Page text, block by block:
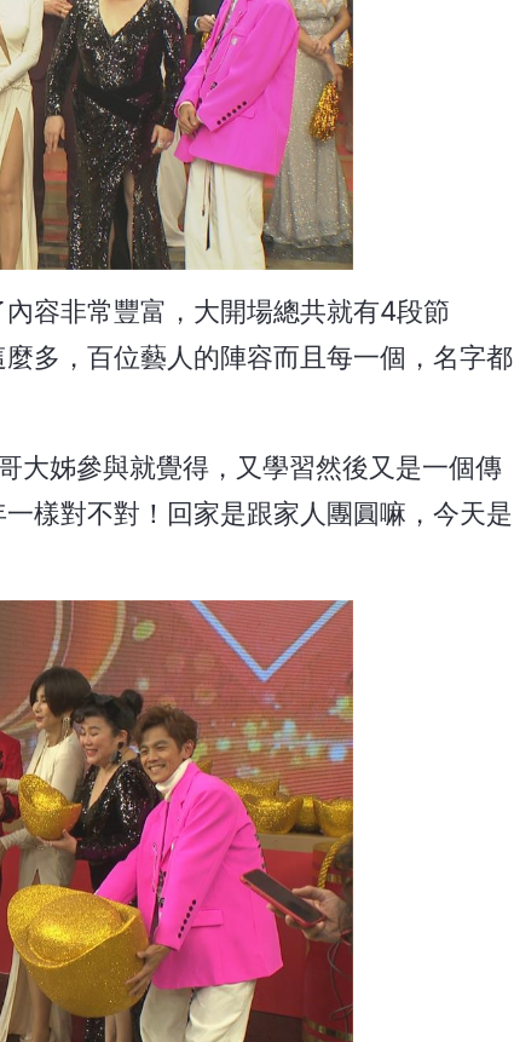
容非常豐富，大開場總共就有4段節
多，百位藝人的陣容而且每一個，名字都
大姊參與就覺得，又學習然後又是一個傳
樣對不對！回家是跟家人團圓嘛，今天是